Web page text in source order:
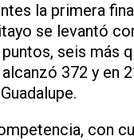
la primera
se levantó
seis más
372 y en
con